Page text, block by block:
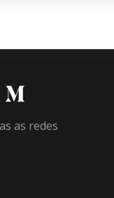
as redes